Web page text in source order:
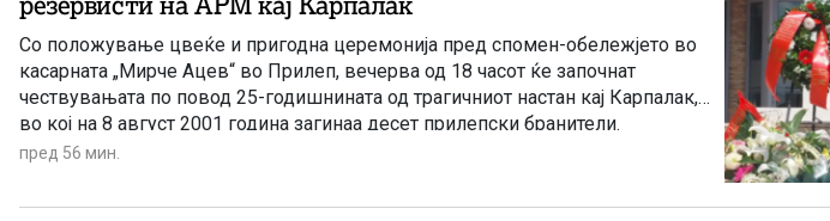
Со положување цвеќе и пригодна церемонија пред спомен-обележјето во
касарната „Мирче Ацев“ во Прилеп, вечерва од 18 часот ќе започнат
чествувањата по повод 25-годишнината од трагичниот настан кај Карпалак,
во кој на 8 август 2001 година загинаа десет прилепски бранители.
пред 56 мин.